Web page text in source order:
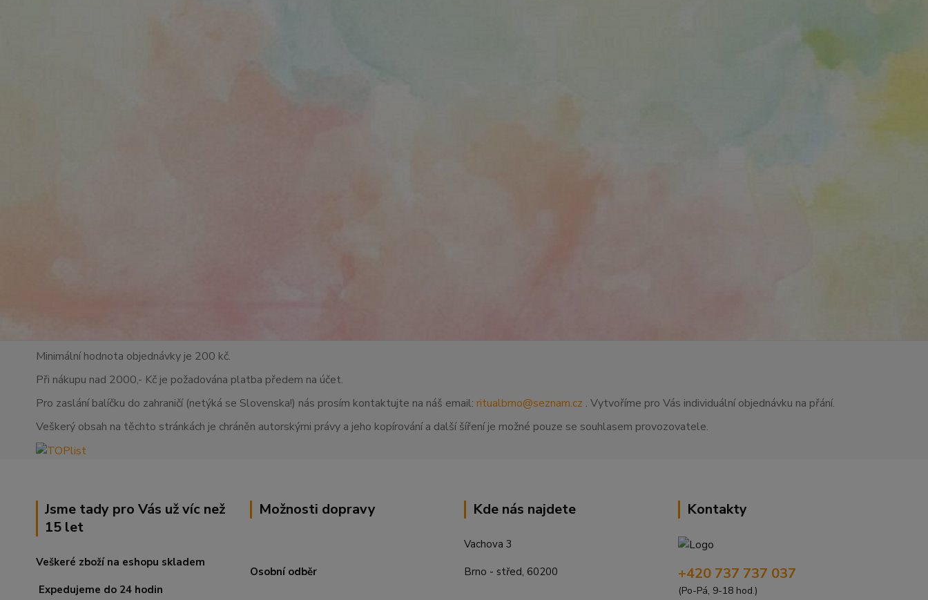
Minimální hodnota objednávky je 200 kč.
Při nákupu nad 2000,- Kč je požadována platba předem na účet.
Pro zaslání balíčku do zahraničí (netýká se Slovenska!) nás prosím kontaktujte na náš email: ritualbrno@seznam.cz . Vytvoříme pro Vás individuální objednávku na přání.
Veškerý obsah na těchto stránkách je chráněn autorskými právy a jeho kopírování a další šíření je možné pouze se souhlasem provozovatele.
Jsme tady pro Vás už víc než
15 let
Veškeré zboží na eshopu skladem
Expedujeme do 24 hodin
Možnosti dopravy
Osobní odběr
Kde nás najdete
Vachova 3
Brno - střed, 60200
Kontakty
+420 737 737 037
(Po-Pá, 9-18 hod.)